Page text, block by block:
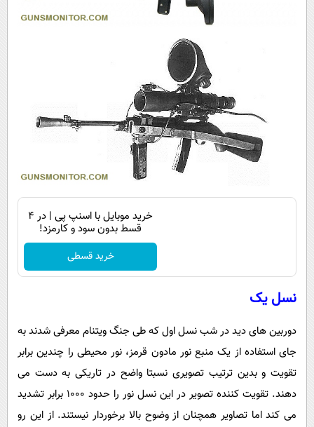
خرید موبایل با اسنپ پی | در ۴
قسط بدون سود و کارمزد!
خرید قسطی
نسل یک
دوربین های دید در شب نسل اول که طی جنگ ویتنام معرفی شدند به
جای استفاده از یک منبع نور مادون قرمز، نور محیطی را چندین برابر
تقویت و بدین ترتیب تصویری نسبتا واضح در تاریکی به دست می
دهند. تقویت کننده تصویر در این نسل نور را حدود 1000 برابر تشدید
می کند اما تصاویر همچنان از وضوح بالا برخوردار نیستند. از این رو